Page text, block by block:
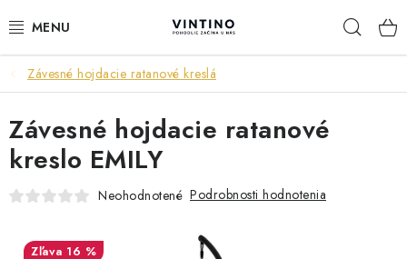
na
NÁBYTOK
VÝPREDAJ
ZÁVESNÉ HOJDACIE KRESLÁ
Závesné hojdacie ratanové kreslá
Závesné hojdacie ratanové
kreslo EMILY
Neohodnotené Podrobnosti hodnotenia
16 %